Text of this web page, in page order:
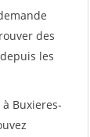
des
les
Buxieres-